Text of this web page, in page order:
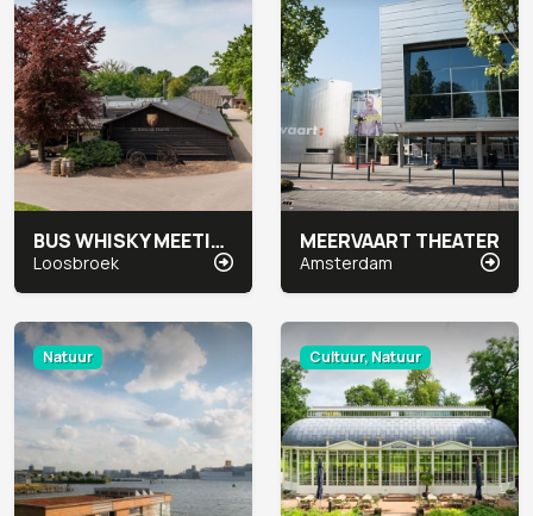
BUS WHISKY MEETING & EVENTS
Loosbroek
MEERVAART THEATER
Amsterdam
Natuur Cultuur, Natuur